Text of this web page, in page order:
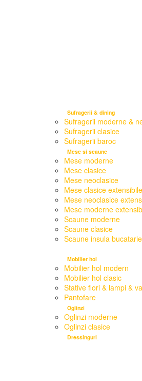
Sufragerii & dining
Sufragerii moderne &
Sufragerii clasice
Sufragerii baroc
Mese si scaune
Mese moderne
Mese clasice
Mese neoclasice
Mese clasice extensibile
Mese neoclasice
Mese moderne
Scaune moderne
Scaune clasice
Scaune insula
Mobilier hol
Mobilier hol modern
Mobilier hol clasic
Stative flori & lampi &
Pantofare
Oglinzi
Oglinzi moderne
Oglinzi clasice
Dressinguri